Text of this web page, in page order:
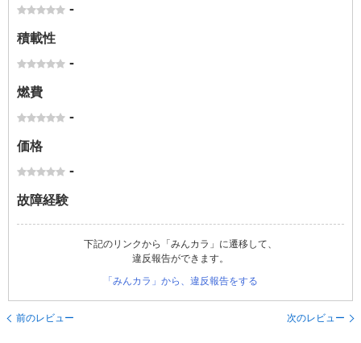
-
積載性
-
燃費
-
価格
-
故障経験
下記のリンクから「みんカラ」に遷移して、
違反報告ができます。
「みんカラ」から、違反報告をする
前のレビュー 次のレビュー